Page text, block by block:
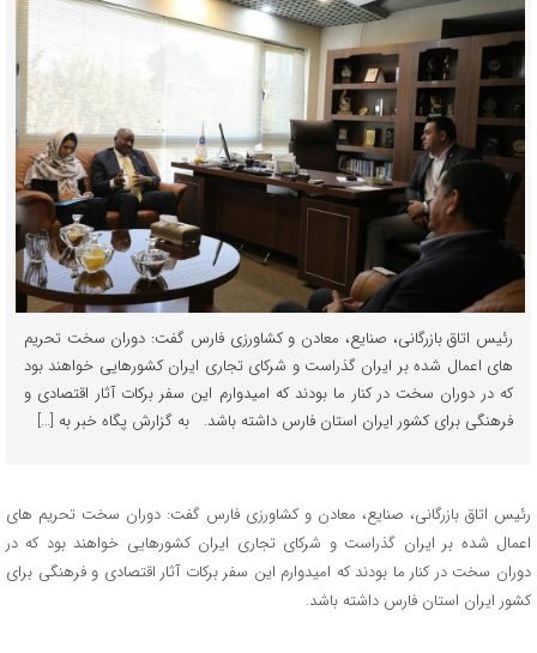
رئیس اتاق بازرگانی، صنایع، معادن و کشاورزی فارس گفت: دوران سخت تحریم
های اعمال شده بر ایران گذراست و شرکای تجاری ایران کشورهایی خواهند بود
که در دوران سخت در کنار ما بودند که امیدوارم این سفر برکات آثار اقتصادی و
فرهنگی برای کشور ایران استان فارس داشته باشد. به گزارش پگاه خبر به […]
رئیس اتاق بازرگانی، صنایع، معادن و کشاورزی فارس گفت: دوران سخت تحریم های
اعمال شده بر ایران گذراست و شرکای تجاری ایران کشورهایی خواهند بود که در
دوران سخت در کنار ما بودند که امیدوارم این سفر برکات آثار اقتصادی و فرهنگی برای
کشور ایران استان فارس داشته باشد.